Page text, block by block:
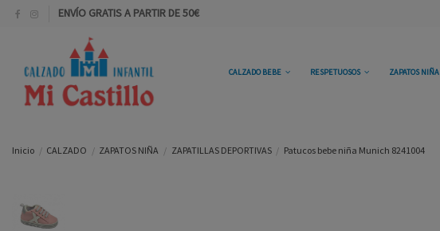
ENVÍO GRATIS A PARTIR DE 50€
CALZADO BEBE RESPETUOSOS ZAPATOS NIÑA
Inicio CALZADO ZAPATOS NIÑA ZAPATILLAS DEPORTIVAS Patucos bebe niña Munich 8241004